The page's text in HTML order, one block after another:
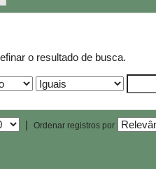
o resultado de busca.
| Ordenar registros por